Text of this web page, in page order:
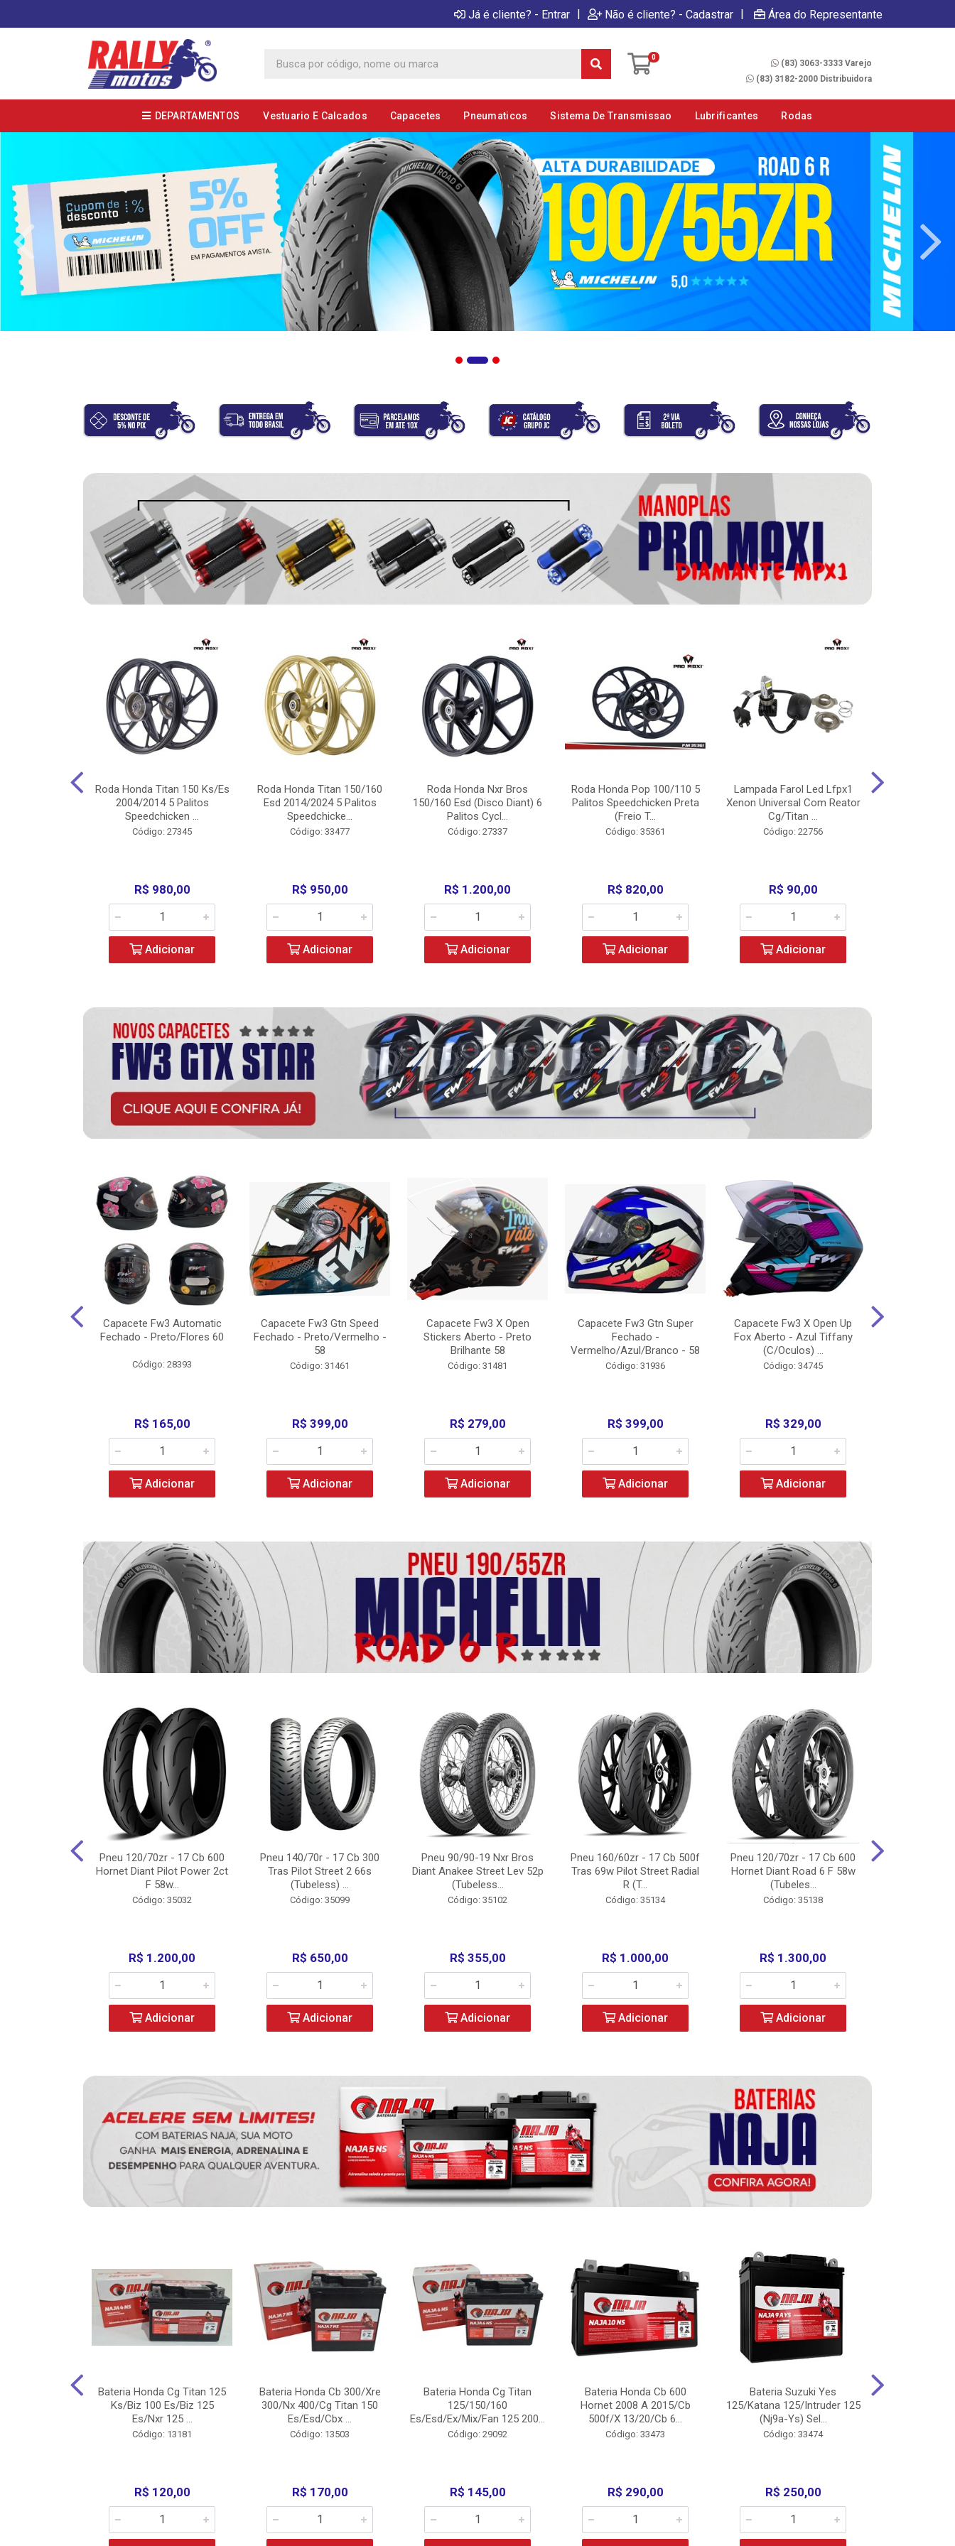
Já é cliente? - Entrar | Não é cliente? - Cadastrar | Área do Representante
0
(83) 3063-3333 Varejo
(83) 3182-2000 Distribuidora
DEPARTAMENTOS Vestuario E Calcados Capacetes Pneumaticos Sistema De Transmissao Lubrificantes Rodas
Roda Honda Titan 150 Ks/Es
2004/2014 5 Palitos
Speedchicken ...
Código: 27345
R$ 980,00
Adicionar
Roda Honda Titan 150/160
Esd 2014/2024 5 Palitos
Speedchicke...
Código: 33477
R$ 950,00
Adicionar
Roda Honda Nxr Bros
150/160 Esd (Disco Diant) 6
Palitos Cycl...
Código: 27337
R$ 1.200,00
Adicionar
Roda Honda Pop 100/110 5
Palitos Speedchicken Preta
(Freio T...
Código: 35361
R$ 820,00
Adicionar
Lampada Farol Led Lfpx1
Xenon Universal Com Reator
Cg/Titan ...
Código: 22756
R$ 90,00
Adicionar
Capacete Fw3 Automatic
Fechado - Preto/Flores 60
Código: 28393
R$ 165,00
Adicionar
Capacete Fw3 Gtn Speed
Fechado - Preto/Vermelho -
58
Código: 31461
R$ 399,00
Adicionar
Capacete Fw3 X Open
Stickers Aberto - Preto
Brilhante 58
Código: 31481
R$ 279,00
Adicionar
Capacete Fw3 Gtn Super
Fechado -
Vermelho/Azul/Branco - 58
Código: 31936
R$ 399,00
Adicionar
Capacete Fw3 X Open Up
Fox Aberto - Azul Tiffany
(C/Oculos) ...
Código: 34745
R$ 329,00
Adicionar
Pneu 120/70zr - 17 Cb 600
Hornet Diant Pilot Power 2ct
F 58w...
Código: 35032
R$ 1.200,00
Adicionar
Pneu 140/70r - 17 Cb 300
Tras Pilot Street 2 66s
(Tubeless) ...
Código: 35099
R$ 650,00
Adicionar
Pneu 90/90-19 Nxr Bros
Diant Anakee Street Lev 52p
(Tubeless...
Código: 35102
R$ 355,00
Adicionar
Pneu 160/60zr - 17 Cb 500f
Tras 69w Pilot Street Radial
R (T...
Código: 35134
R$ 1.000,00
Adicionar
Pneu 120/70zr - 17 Cb 600
Hornet Diant Road 6 F 58w
(Tubeles...
Código: 35138
R$ 1.300,00
Adicionar
Bateria Honda Cg Titan 125
Ks/Biz 100 Es/Biz 125
Es/Nxr 125 ...
Código: 13181
R$ 120,00
Bateria Honda Cb 300/Xre
300/Nx 400/Cg Titan 150
Es/Esd/Cbx ...
Código: 13503
R$ 170,00
Bateria Honda Cg Titan
125/150/160
Es/Esd/Ex/Mix/Fan 125 200...
Código: 29092
R$ 145,00
Bateria Honda Cb 600
Hornet 2008 A 2015/Cb
500f/X 13/20/Cb 6...
Código: 33473
R$ 290,00
Bateria Suzuki Yes
125/Katana 125/Intruder 125
(Nj9a-Ys) Sel...
Código: 33474
R$ 250,00